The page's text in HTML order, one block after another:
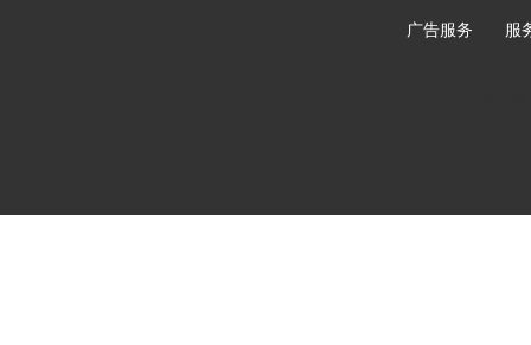
广告服务
服